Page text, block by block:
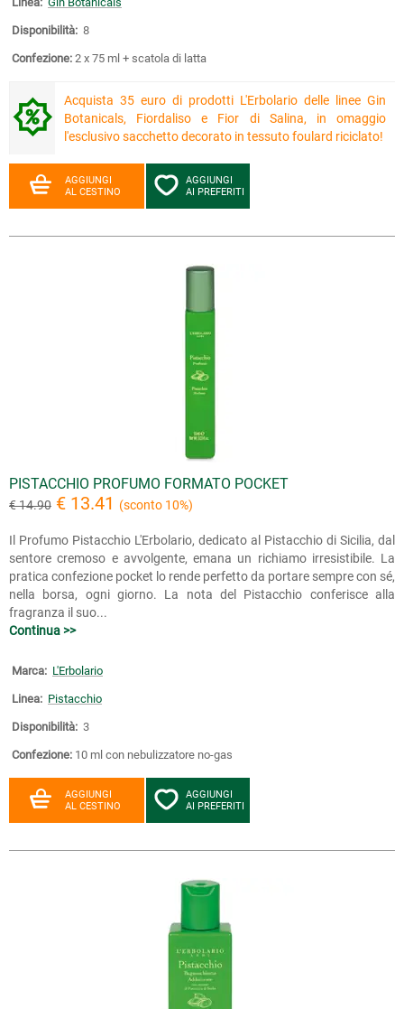
Disponibilità: 8
Confezione: 2 x 75 ml + scatola di latta
Acquista 35 euro di prodotti L'Erbolario delle linee Gin
Botanicals, Fiordaliso e Fior di Salina, in omaggio
l'esclusivo sacchetto decorato in tessuto foulard riciclato!
AGGIUNGI
AL CESTINO
AGGIUNGI
AI PREFERITI
PISTACCHIO PROFUMO FORMATO POCKET
€ 14.90 € 13.41 (sconto 10%)
Il Profumo Pistacchio L'Erbolario, dedicato al Pistacchio di Sicilia, dal
sentore cremoso e avvolgente, emana un richiamo irresistibile. La
pratica confezione pocket lo rende perfetto da portare sempre con sé,
nella borsa, ogni giorno. La nota del Pistacchio conferisce alla
fragranza il suo...
Continua >>
Marca: L'Erbolario
Linea: Pistacchio
Disponibilità: 3
Confezione: 10 ml con nebulizzatore no-gas
AGGIUNGI
AL CESTINO
AGGIUNGI
AI PREFERITI